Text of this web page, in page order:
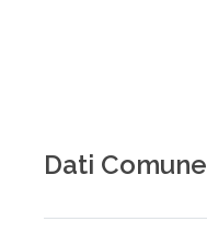
Dati Comune